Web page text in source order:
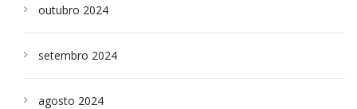
outubro 2024
setembro 2024
agosto 2024